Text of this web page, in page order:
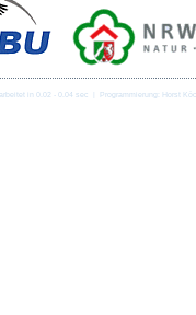
in 0.02 - 0.04 sec | Programmierung: Horst